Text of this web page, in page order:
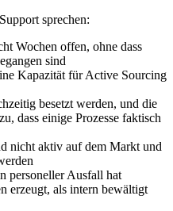
sprechen:
Wochen offen, ohne dass
sind
Kapazität für Active Sourcing
besetzt werden, und die
dass einige Prozesse faktisch
nicht aktiv auf dem Markt und
personeller Ausfall hat
erzeugt, als intern bewältigt